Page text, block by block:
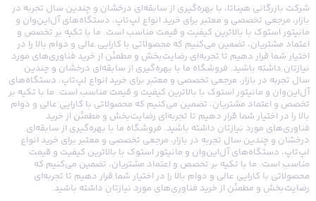
شرکت بازرگانی هیناتا، با بهره‌گیری از سابقه‌ای درخشان و چندین سال تجربه در
بازار، مرجعی تخصصی و معتبر برای خرید انواع لپ‌تاپ، دستگاه‌های آل‌این‌وان و
مانیتور استوک با بالاترین کیفیت و قیمت مناسب است. ما با تکیه بر تخصص و
اعتماد مشتریان، تضمین می‌کنیم که محصولاتی با کارایی عالی و دوام بالا را در
اختیار شما قرار دهیم تا تجربه‌ای رضایت‌بخش و مطمئن از خرید فناوری‌های مورد
نیازتان داشته باشید. فروشگاه ما با بهره‌گیری از سابقه‌ای درخشان و چندین
سال تجربه در بازار، مرجعی تخصصی و معتبر برای خرید انواع لپ‌تاپ، دستگاه‌های
آل‌این‌وان و مانیتور استوک با بالاترین کیفیت و قیمت مناسب است. ما با تکیه بر
تخصص و اعتماد مشتریان، تضمین می‌کنیم که محصولاتی با کارایی عالی و دوام
بالا را در اختیار شما قرار دهیم تا تجربه‌ای رضایت‌بخش و مطمئن از خرید
فناوری‌های مورد نیازتان داشته باشید. فروشگاه ما با بهره‌گیری از سابقه‌ای
درخشان و چندین سال تجربه در بازار، مرجعی تخصصی و معتبر برای خرید انواع
لپ‌تاپ، دستگاه‌های آل‌این‌وان و مانیتور استوک با بالاترین کیفیت و قیمت
مناسب است. ما با تکیه بر تخصص و اعتماد مشتریان، تضمین می‌کنیم که
محصولاتی با کارایی عالی و دوام بالا را در اختیار شما قرار دهیم تا تجربه‌ای
رضایت‌بخش و مطمئن از خرید فناوری‌های مورد نیازتان داشته باشید.